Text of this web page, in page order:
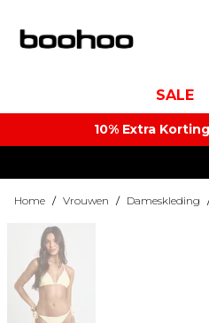
SALE
10% Extra
Home / Vrouwen / Dameskleding